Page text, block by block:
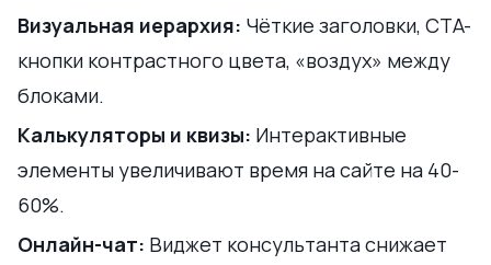
Визуальная иерархия: Чёткие заголовки, CTA-
кнопки контрастного цвета, «воздух» между
блоками.
Калькуляторы и квизы: Интерактивные
элементы увеличивают время на сайте на 40-
60%.
Онлайн-чат: Виджет консультанта снижает